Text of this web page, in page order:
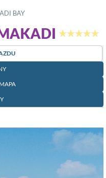
BAY
★★★★★